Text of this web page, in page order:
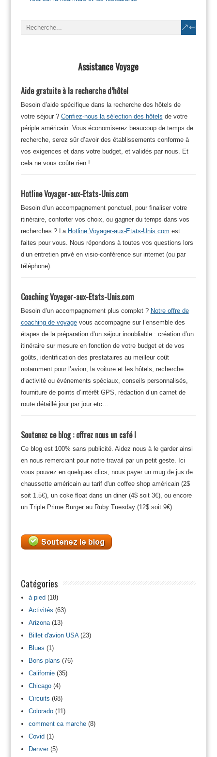
Assistance Voyage
Aide gratuite à la recherche d’hôtel
Besoin d’aide spécifique dans la recherche des hôtels de
votre séjour ? Confiez-nous la sélection des hôtels de votre
périple américain. Vous économiserez beaucoup de temps de
recherche, serez sûr d’avoir des établissements conforme à
vos exigences et dans votre budget, et validés par nous. Et
cela ne vous coûte rien !
Hotline Voyager-aux-Etats-Unis.com
Besoin d’un accompagnement ponctuel, pour finaliser votre
itinéraire, conforter vos choix, ou gagner du temps dans vos
recherches ? La Hotline Voyager-aux-Etats-Unis.com est
faites pour vous. Nous répondons à toutes vos questions lors
d’un entretien privé en visio-conférence sur internet (ou par
téléphone).
Coaching Voyager-aux-Etats-Unis.com
Besoin d’un accompagnement plus complet ? Notre offre de
coaching de voyagevous accompagne sur l’ensemble des
étapes de la préparation d’un séjour inoubliable : création d’un
itinéraire sur mesure en fonction de votre budget et de vos
goûts, identification des prestataires au meilleur coût
notamment pour l’avion, la voiture et les hôtels, recherche
d’activité ou événements spéciaux, conseils personnalisés,
fourniture de points d’intérêt GPS, rédaction d’un carnet de
route détaillé jour par jour etc…
Soutenez ce blog : offrez nous un café !
Ce blog est 100% sans publicité. Aidez nous à le garder ainsi
en nous remerciant pour notre travail par un petit geste. Ici
vous pouvez en quelques clics, nous payer un mug de jus de
chaussette américain au tarif d'un coffee shop américain (2$
soit 1.5€), un coke float dans un diner (4$ soit 3€), ou encore
un Triple Prime Burger au Ruby Tuesday (12$ soit 9€).
Catégories
à pied(18)
Activités (63)
Arizona(13)
Billet d'avion USA(23)
Blues (1)
Bons plans (76)
Californie(35)
Chicago(4)
Circuits (68)
Colorado(11)
comment ca marche(8)
Covid(1)
Denver(5)